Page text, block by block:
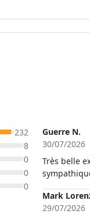
232
8
0
0
0
Guerre N.
30/07/2026
Très belle
Mark
29/07/2026